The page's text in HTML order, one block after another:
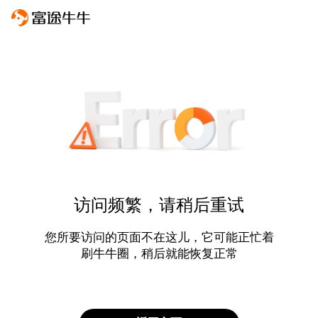
访问频繁，请稍后重试
您所要访问的页面不在这儿，它可能正忙着
刷牛牛圈，稍后就能恢复正常